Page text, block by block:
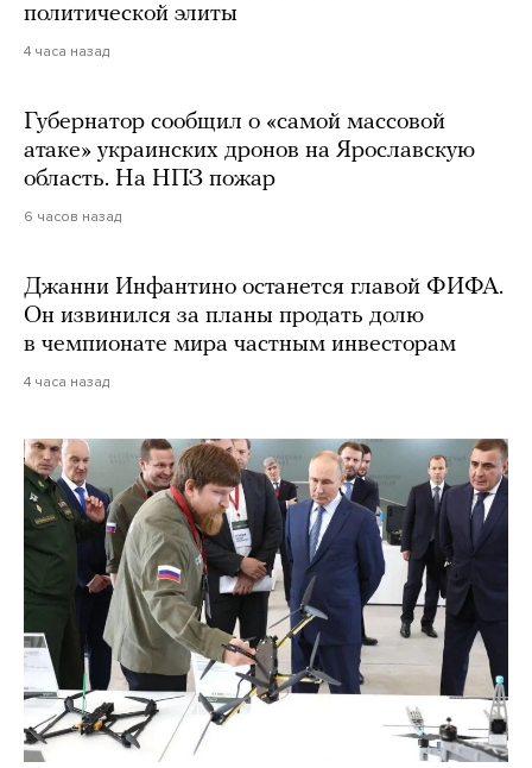
политической элиты
4 часа назад
Губернатор сообщил о «самой массовой
атаке» украинских дронов на Ярославскую
область. На НПЗ пожар
6 часов назад
Джанни Инфантино останется главой ФИФА.
Он извинился за планы продать долю
в чемпионате мира частным инвесторам
4 часа назад